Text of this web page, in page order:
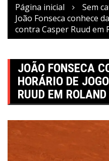
Página inicial
Sem
João Fonseca conhece
contra Casper Ruud em
JOÃO FONSECA
HORÁRIO DE
RUUD EM